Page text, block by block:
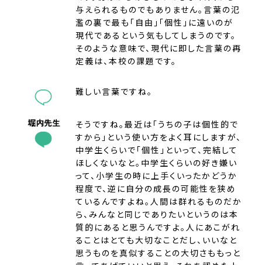
与えられるものでもありません。言葉の氾
濫の裏で最も「自由」「個性」に遠いのが
現代であるという気もしてしまうのです。
そのような意味で、現代に即した言葉の再
定義は、本校の課題です。
難しい言葉ですね。
そうですね。最近は「うちの子は個性的で
すから」という使い方をよく耳にしますが、
中学生くらいで「個性」といって、完結して
ほしくないなと。中学生くらいの好き嫌い
って、小学生の時に上手くいったかどうか
程度で、逆に自分の成長の可能性を狭め
ているんですよね。人間は群れるものだか
ら、みんなと同じでありたいというのは本
質的にあると思うんですよ。人にあこがれ
ることはとても大切なことだし、いいなと
思うものを真似することの大切さももっと